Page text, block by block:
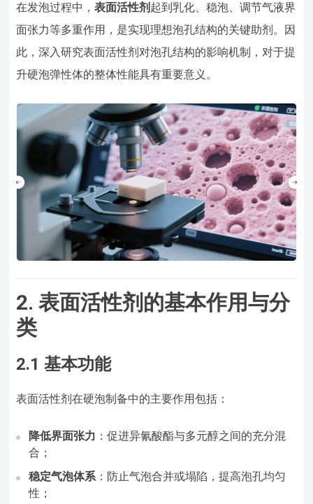
在发泡过程中，表面活性剂 起到乳化、稳泡、调节气液界
面张力等多重作用，是实现理想泡孔结构的关键助剂。因
此，深入研究表面活性剂对泡孔结构的影响机制，对于提
升硬泡弹性体的整体性能具有重要意义。
2. 表面活性剂的基本作用与分
类
2.1 基本功能
表面活性剂在硬泡制备中的主要作用包括：
降低界面张力 ：促进异氰酸酯与多元醇之间的充分混
合；
稳定气泡体系 ：防止气泡合并或塌陷，提高泡孔均匀
性；